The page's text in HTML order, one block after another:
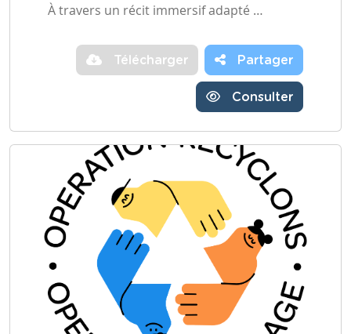
À travers un récit immersif adapté …
Télécharger Partager
Consulter